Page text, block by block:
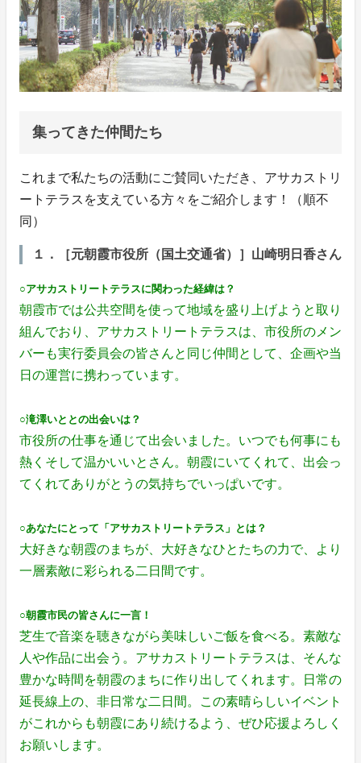
集ってきた仲間たち
これまで私たちの活動にご賛同いただき、アサカストリ
ートテラスを支えている方々をご紹介します！（順不
同）
１．［元朝霞市役所（国土交通省）］山崎明日香さん
○アサカストリートテラスに関わった経緯は？
朝霞市では公共空間を使って地域を盛り上げようと取り
組んでおり、アサカストリートテラスは、市役所のメン
バーも実行委員会の皆さんと同じ仲間として、企画や当
日の運営に携わっています。
○滝澤いととの出会いは？
市役所の仕事を通じて出会いました。いつでも何事にも
熱くそして温かいいとさん。朝霞にいてくれて、出会っ
てくれてありがとうの気持ちでいっぱいです。
○あなたにとって「アサカストリートテラス」とは？
大好きな朝霞のまちが、大好きなひとたちの力で、より
一層素敵に彩られる二日間です。
○朝霞市民の皆さんに一言！
芝生で音楽を聴きながら美味しいご飯を食べる。素敵な
人や作品に出会う。アサカストリートテラスは、そんな
豊かな時間を朝霞のまちに作り出してくれます。日常の
延長線上の、非日常な二日間。この素晴らしいイベント
がこれからも朝霞にあり続けるよう、ぜひ応援よろしく
お願いします。